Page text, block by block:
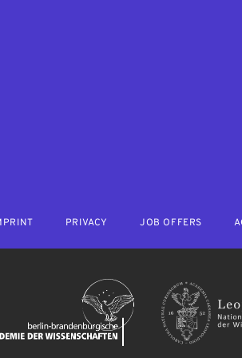
PRIVACY JOB OFFERS